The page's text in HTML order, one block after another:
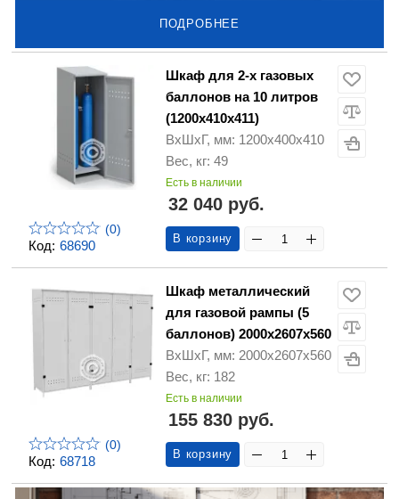
ПОДРОБНЕЕ
Код: 68690
(0)
Шкаф для 2-х газовых
баллонов на 10 литров
(1200х410х411)
ВхШхГ, мм: 1200х400х410
Вес, кг: 49
Есть в наличии
32 040 руб.
В корзину
Код: 68718
(0)
Шкаф металлический
для газовой рампы (5
баллонов) 2000х2607х560
ВхШхГ, мм: 2000х2607х560
Вес, кг: 182
Есть в наличии
155 830 руб.
В корзину